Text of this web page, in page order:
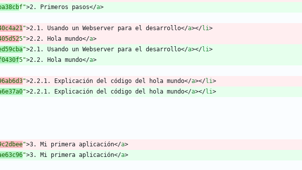
f">2. Primeros pasos</a>
">2.1. Usando un Webserver para el desarrollo</a></li>
5">2.2. Hola mundo</a>
">2.1. Usando un Webserver para el desarrollo</a></li>
5">2.2. Hola mundo</a>
">2.2.1. Explicación del código del hola mundo</a></li>
">2.2.1. Explicación del código del hola mundo</a></li>
">3. Mi primera aplicación</a>
">3. Mi primera aplicación</a>